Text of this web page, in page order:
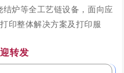
炉等全工艺链设备，面向应
印整体解决方案及打印服
转发